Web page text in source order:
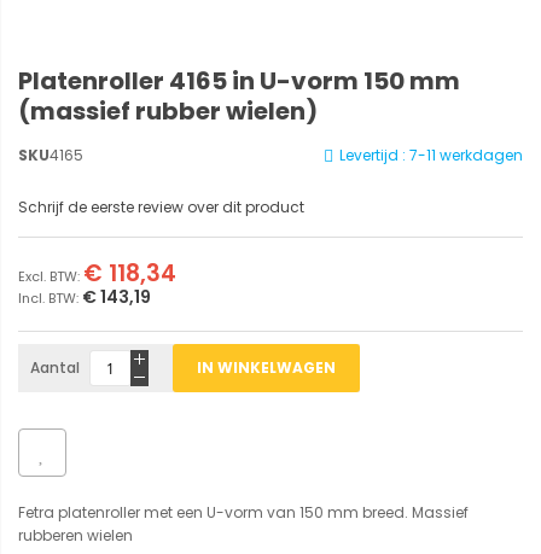
Platenroller 4165 in U-vorm 150 mm
(massief rubber wielen)
Levertijd : 7-11 werkdagen
SKU4165
Schrijf de eerste review over dit product
€ 143,19
€ 118,34
Aantal IN WINKELWAGEN
Fetra platenroller met een U-vorm van 150 mm breed. Massief
rubberen wielen